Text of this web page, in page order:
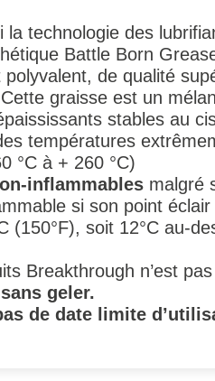
la technologie des
Battle Born
polyvalent, de qualité
graisse est un
stables au
températures
°C à + 260 °C)
inflammables malgré
si son point
(150°F), soit 12°C au-
Breakthrough n’est
geler.
de date limite